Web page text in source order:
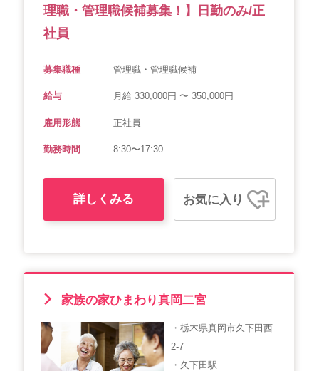
理職・管理職候補募集！】日勤のみ/正
社員
募集職種 管理職・管理職候補
給与 月給 330,000円 〜 350,000円
雇用形態 正社員
勤務時間 8:30〜17:30
詳しくみる お気に入り
家族の家ひまわり真岡二宮
・栃木県真岡市久下田西
2-7
・久下田駅